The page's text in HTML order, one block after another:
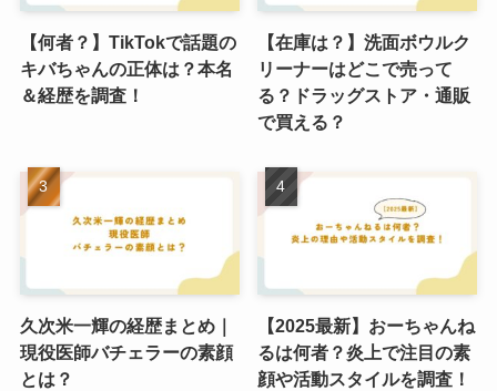
【何者？】TikTokで話題の
キバちゃんの正体は？本名
＆経歴を調査！
【在庫は？】洗面ボウルク
リーナーはどこで売って
る？ドラッグストア・通販
で買える？
久次米一輝の経歴まとめ｜
現役医師バチェラーの素顔
とは？
【2025最新】おーちゃんね
るは何者？炎上で注目の素
顔や活動スタイルを調査！